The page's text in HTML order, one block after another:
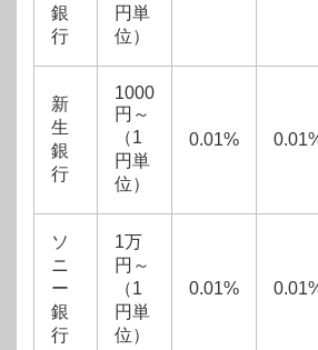
銀
行
円単
位）
新
生
銀
行
1000
円～
（1
円単
位）
0.01%
ソ
ニ
ー
銀
行
1万
円～
（1
円単
位）
0.01%